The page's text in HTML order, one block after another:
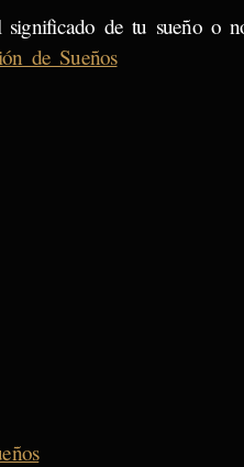
de tu sueño o
de Sueños